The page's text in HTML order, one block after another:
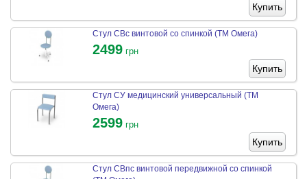
Купить
Стул СВс винтовой со спинкой (ТМ Омега)
2499 грн
Купить
Стул СУ медицинский универсальный (ТМ
Омега)
2599 грн
Купить
Стул СВпс винтовой передвижной со спинкой